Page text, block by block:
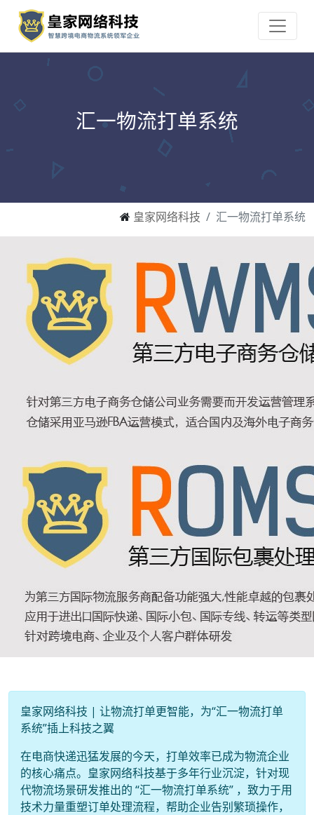
汇一物流打单系统
皇家网络科技 汇一物流打单系统
皇家网络科技 | 让物流打单更智能，为“汇一物流打单
系统”插上科技之翼
在电商快递迅猛发展的今天，打单效率已成为物流企业
的核心痛点。皇家网络科技基于多年行业沉淀，针对现
代物流场景研发推出的 “汇一物流打单系统” ，致力于用
技术力量重塑订单处理流程，帮助企业告别繁琐操作，